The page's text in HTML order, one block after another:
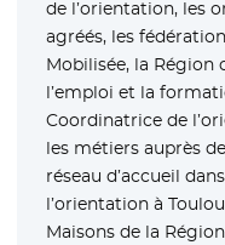
de l’orientation, les
agréés, les
Mobilisée, la Région
l’emploi et la
Coordinatrice de
les métiers auprès
réseau d’accueil
l’orientation à
Maisons de la